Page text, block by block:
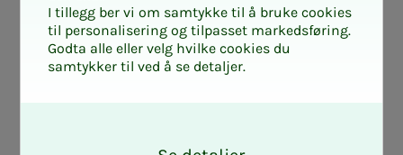
Oslo kom­­­mu­­­ne
I tillegg ber vi om samtykke til å bruke cookies
til personalisering og tilpasset markedsføring.
Godta alle eller velg hvilke cookies du
samtykker til ved å se detaljer.